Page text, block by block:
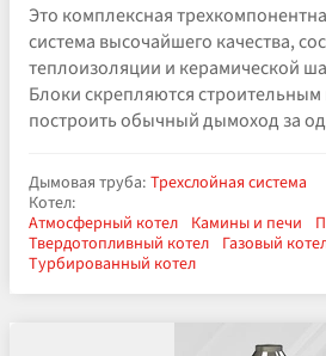
Это комплексная
система высочайшего качества,
теплоизоляции и керамической
Блоки скрепляются строительным
построить обычный дымоход за
Дымовая труба: Трехслойная система
Котел:
Атмосферный котел Камины и печи
Твердотопливный котел Газовый
Турбированный котел